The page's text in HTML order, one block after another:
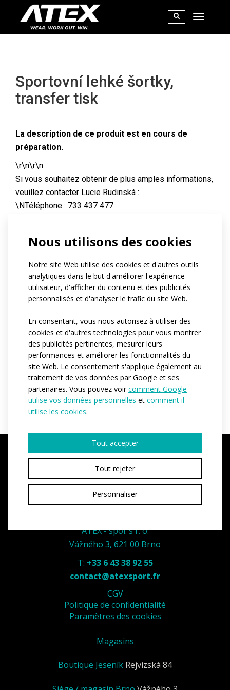
Nous utilisons des cookies
Notre site Web utilise des cookies et d'autres outils
analytiques dans le but d'améliorer l'expérience
utilisateur, d'afficher du contenu et des publicités
personnalisés et d'analyser le trafic du site Web.
En consentant, vous nous autorisez à utiliser des
cookies et d'autres technologies pour vous montrer
des publicités pertinentes, mesurer leurs
performances et améliorer les fonctionnalités du
site Web. Le consentement s'applique également au
traitement de vos données par Google et ses
partenaires. Vous pouvez voircomment Google
utilise vos données personnelles et comment il
utilise les cookies.
Tout accepter
Tout rejeter
Personnaliser
Sportovní lehké šortky,
transfer tisk
La description de ce produit est en cours de
préparation.
\r\n\r\n
Si vous souhaitez obtenir de plus amples informations,
veuillez contacter Lucie Rudinská :
\NTéléphone : 733 437 477
Référence:
at954.09
Matériau:
Vento
Espan fit
Variantes:
Unisex
DEMANDER UN DEVIS
ATEX - spol. s r. o.
Vážného 3, 621 00 Brno
T: +33 6 43 38 92 55
contact@atexsport.fr
CGV
Politique de confidentialité
Paramètres des cookies
Magasins
Boutique Jeseník Rejvízská 84